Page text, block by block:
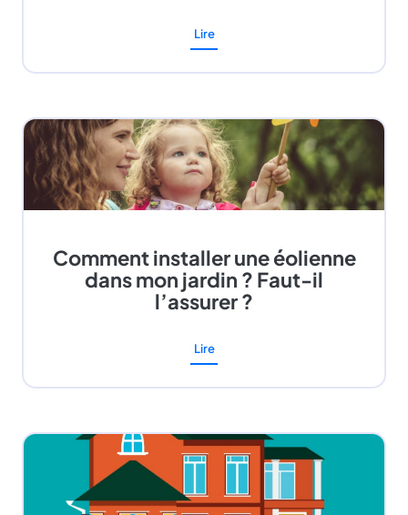
Lire
Comment installer une éolienne
dans mon jardin ? Faut-il
l’assurer ?
Lire